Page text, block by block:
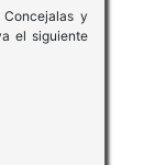
y
el siguiente